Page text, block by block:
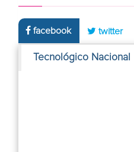
facebook twitter
Tecnológico Nacional